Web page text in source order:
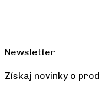
Newsletter
Získaj novinky o